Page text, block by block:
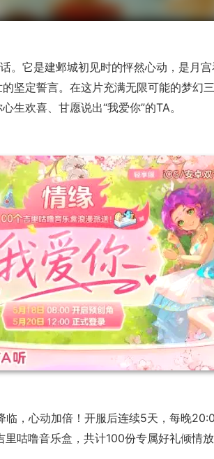
。它是建邺城初见时的怦然心动，是月
坚定誓言。在这片充满无限可能的梦幻
生欢喜、甘愿说出“我爱你”的TA。
临，心动加倍！开服后连续5天，每晚
咕噜音乐盒，共计100份专属好礼倾情放
霸赛大区火
一看吓一跳
的囧图集（